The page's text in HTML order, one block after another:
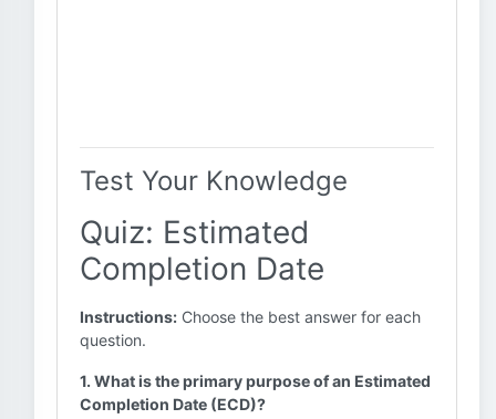
Test Your Knowledge
Quiz: Estimated
Completion Date
Instructions: Choose the best answer for each
question.
1. What is the primary purpose of an Estimated
Completion Date (ECD)?